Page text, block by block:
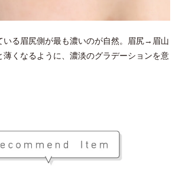
いる眉尻側が最も濃いのが自然。眉尻→眉山
くなるように、濃淡のグラデーションを意